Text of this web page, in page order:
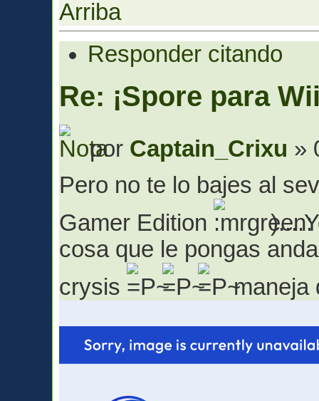
Arriba
Responder citando
Re: ¡Spore para
por Captain_Crixu »
Pero no te lo bajes al
Gamer Edition
cosa que le pongas
crysis
maneja